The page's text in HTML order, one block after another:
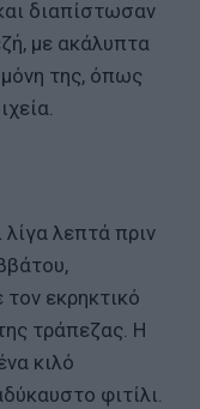
διαπίστωσαν
με ακάλυπτα
της, όπως
λεπτά πριν
εκρηκτικό
τράπεζας. Η
κιλό
φιτίλι.